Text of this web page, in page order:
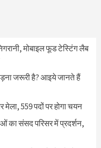
मोबाइल फूड टेस्टिंग लैब
जरूरी है? आइये जानते हैं
मेला, 559 पदों पर होगा चयन
का संसद परिसर में प्रदर्शन,